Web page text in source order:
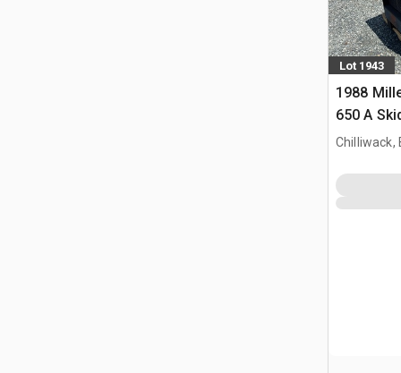
Lot 1943
1988
650 A
Process
Chilliwack,